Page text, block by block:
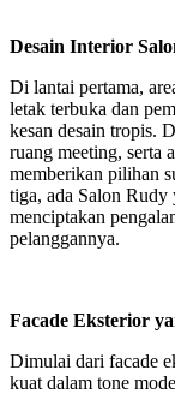
Desain Interior
Di lantai pertama,
letak terbuka dan
kesan desain tropis.
ruang meeting, serta
memberikan pilihan
tiga, ada Salon Rudy
menciptakan
pelanggannya.
Facade Eksterior
Dimulai dari facade
kuat dalam tone